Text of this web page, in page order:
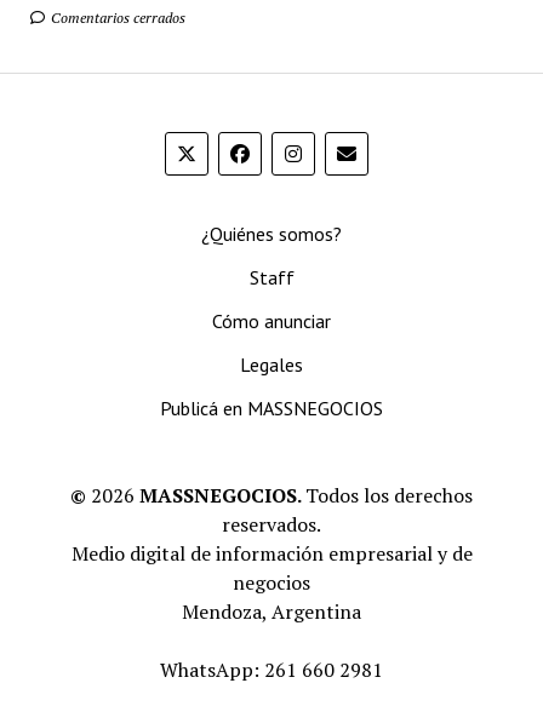
Comentarios cerrados
¿Quiénes somos?
Staff
Cómo anunciar
Legales
Publicá en MASSNEGOCIOS
© 2026 MASSNEGOCIOS.Todos los derechos
reservados.
Medio digital de información empresarial y de
negocios
Mendoza, Argentina
WhatsApp: 261 660 2981